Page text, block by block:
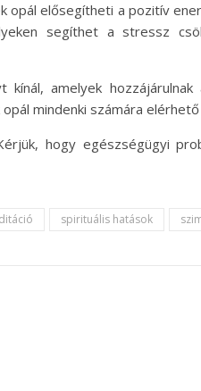
opál elősegítheti a pozitív
segíthet a stressz
amelyek
mindenki számára
hogy egészségügyi
spirituális hatások